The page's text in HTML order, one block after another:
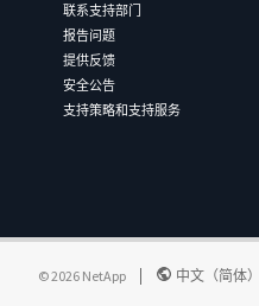
联系支持部门
报告问题
提供反馈
安全公告
支持策略和支持服务
©2026 NetApp 中文（简体）